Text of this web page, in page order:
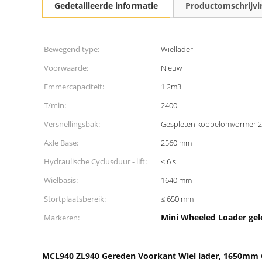
Gedetailleerde informatie
Bewegend type: Wiellader
Voorwaarde:
Nieuw
Emmercapaciteit:
1.2m3
T/min:
2400
Versnellingsbak:
Gespleten koppelomvormer
Axle Base:
2560 mm
Hydraulische Cyclusduur - lift:
≤ 6 s
Wielbasis:
1640 mm
Stortplaatsbereik:
≤ 650 mm
Markeren:
Mini Wheeled Loader
MCL940 ZL940 Gereden Voorkant Wiel lader,